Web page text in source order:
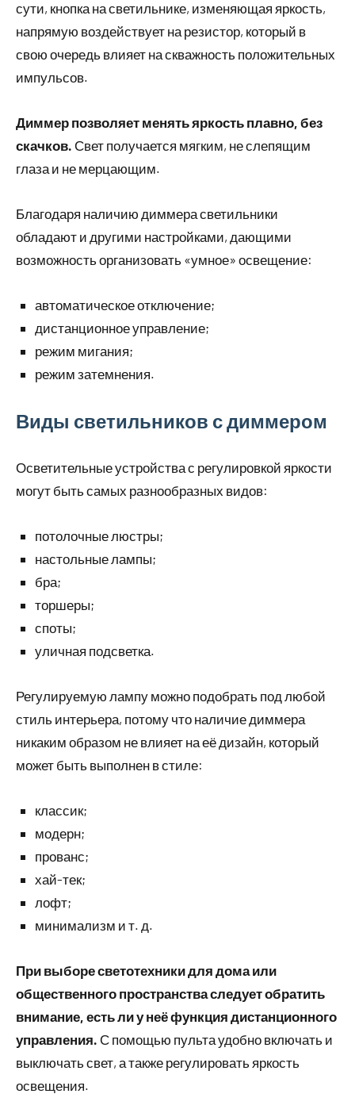
сути, кнопка на светильнике, изменяющая яркость,
напрямую воздействует на резистор, который в
свою очередь влияет на скважность положительных
импульсов.
Диммер позволяет менять яркость плавно, без
скачков. Свет получается мягким, не слепящим
глаза и не мерцающим.
Благодаря наличию диммера светильники
обладают и другими настройками, дающими
возможность организовать «умное» освещение:
автоматическое отключение;
дистанционное управление;
режим мигания;
режим затемнения.
Виды светильников с диммером
Осветительные устройства с регулировкой яркости
могут быть самых разнообразных видов:
потолочные люстры;
настольные лампы;
бра;
торшеры;
споты;
уличная подсветка.
Регулируемую лампу можно подобрать под любой
стиль интерьера, потому что наличие диммера
никаким образом не влияет на её дизайн, который
может быть выполнен в стиле:
классик;
модерн;
прованс;
хай-тек;
лофт;
минимализм и т. д.
При выборе светотехники для дома или
общественного пространства следует обратить
внимание, есть ли у неё функция дистанционного
управления. С помощью пульта удобно включать и
выключать свет, а также регулировать яркость
освещения.